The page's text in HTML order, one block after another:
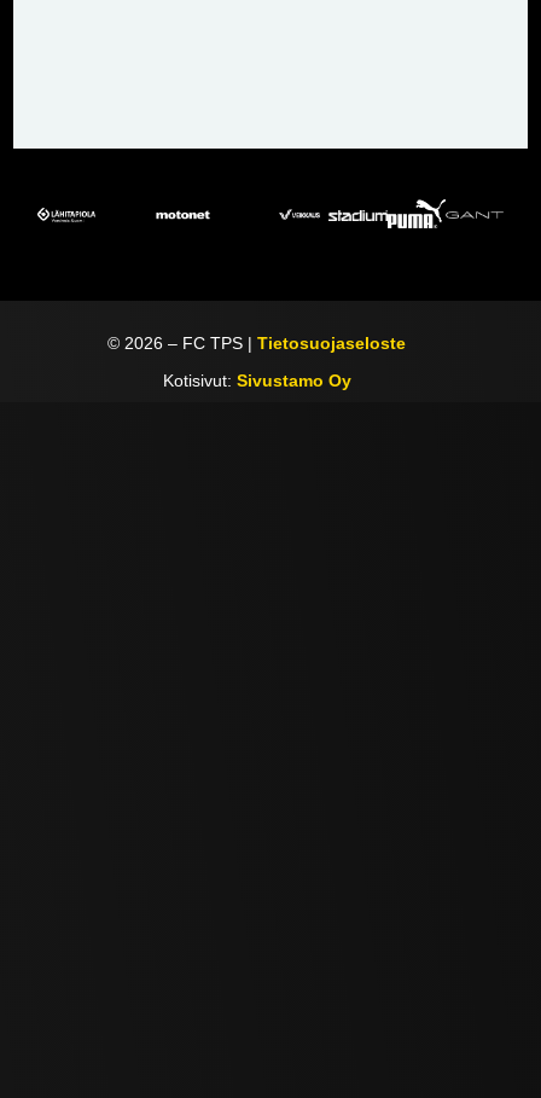
©2026 – FC TPS |Tietosuojaseloste
Kotisivut: Sivustamo Oy